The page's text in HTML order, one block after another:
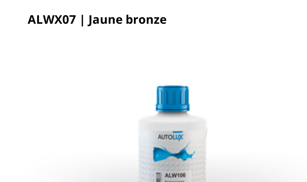
ALWX07 | Jaune bronze